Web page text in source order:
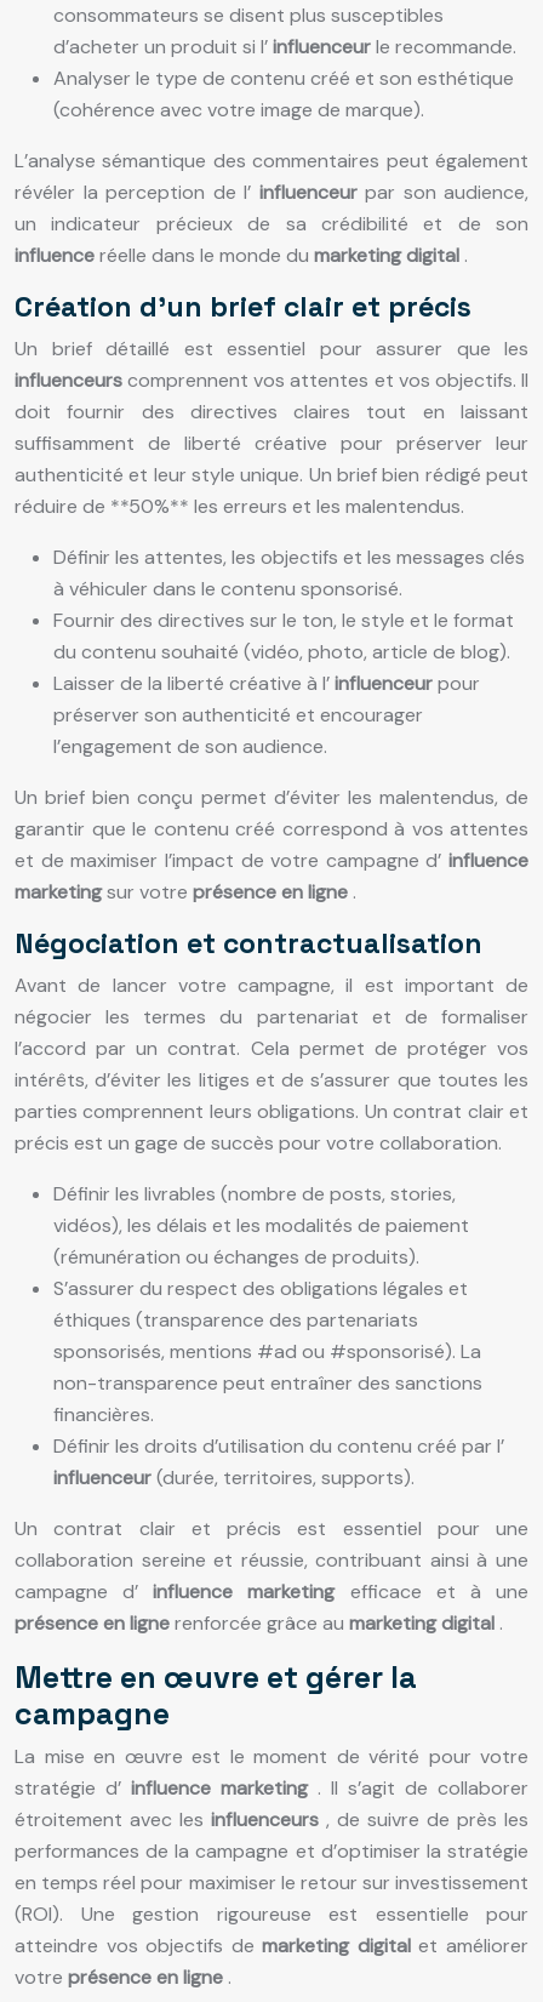
consommateurs se disent plus susceptibles
d’acheter un produit si l’influenceurle recommande.
Analyser le type de contenu créé et son esthétique
(cohérence avec votre image de marque).
L’analyse sémantique des commentaires peut également
révéler la perception de l’ influenceur par son audience,
un indicateur précieux de sa crédibilité et de son
influenceréelle dans le monde du marketing digital .
Création d’un brief clair et précis
Un brief détaillé est essentiel pour assurer que les
influenceurscomprennent vos attentes et vos objectifs. Il
doit fournir des directives claires tout en laissant
suffisamment de liberté créative pour préserver leur
authenticité et leur style unique. Un brief bien rédigé peut
réduire de **50%** les erreurs et les malentendus.
Définir les attentes, les objectifs et les messages clés
à véhiculer dans le contenu sponsorisé.
Fournir des directives sur le ton, le style et le format
du contenu souhaité (vidéo, photo, article de blog).
Laisser de la liberté créative à l’influenceurpour
préserver son authenticité et encourager
l’engagement de son audience.
Un brief bien conçu permet d’éviter les malentendus, de
garantir que le contenu créé correspond à vos attentes
et de maximiser l’impact de votre campagne d’ influence
marketingsur votre présence en ligne .
Négociation et contractualisation
Avant de lancer votre campagne, il est important de
négocier les termes du partenariat et de formaliser
l’accord par un contrat. Cela permet de protéger vos
intérêts, d’éviter les litiges et de s’assurer que toutes les
parties comprennent leurs obligations. Un contrat clair et
précis est un gage de succès pour votre collaboration.
Définir les livrables (nombre de posts, stories,
vidéos), les délais et les modalités de paiement
(rémunération ou échanges de produits).
S’assurer du respect des obligations légales et
éthiques (transparence des partenariats
sponsorisés, mentions #ad ou #sponsorisé). La
non-transparence peut entraîner des sanctions
financières.
Définir les droits d’utilisation du contenu créé par l’
influenceur(durée, territoires, supports).
Un contrat clair et précis est essentiel pour une
collaboration sereine et réussie, contribuant ainsi à une
campagne d’influence marketing efficace et à une
présence en lignerenforcée grâce au marketing digital .
Mettre en œuvre et gérer la
campagne
La mise en œuvre est le moment de vérité pour votre
stratégie d’ influence marketing . Il s’agit de collaborer
étroitement avec les influenceurs , de suivre de près les
performances de la campagne et d’optimiser la stratégie
en temps réel pour maximiser le retour sur investissement
(ROI). Une gestion rigoureuse est essentielle pour
atteindre vos objectifs demarketing digitalet améliorer
votre présence en ligne .